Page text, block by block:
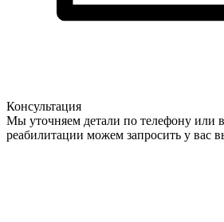
Консультация
Мы уточняем детали по телефону или
реабилитации можем запросить у вас